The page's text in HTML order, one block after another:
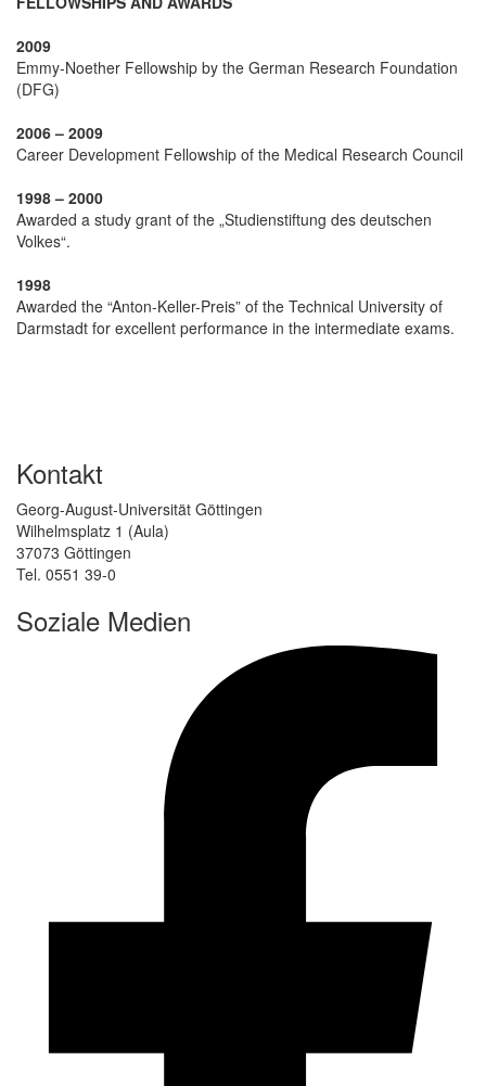
2009
Emmy-Noether Fellowship by the German Research Foundation
(DFG)
2006 – 2009
Career Development Fellowship of the Medical Research Council
1998 – 2000
Awarded a study grant of the „Studienstiftung des deutschen
Volkes“.
1998
Awarded the “Anton-Keller-Preis” of the Technical University of
Darmstadt for excellent performance in the intermediate exams.
Kontakt
Georg-August-Universität Göttingen
Wilhelmsplatz 1 (Aula)
37073 Göttingen
Tel. 0551 39-0
Soziale Medien